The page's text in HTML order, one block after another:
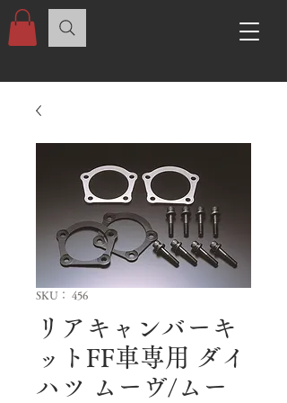
SKU： 456
リアキャンバーキ
ットFF車専用 ダイ
ハツ ムーヴ/ムー